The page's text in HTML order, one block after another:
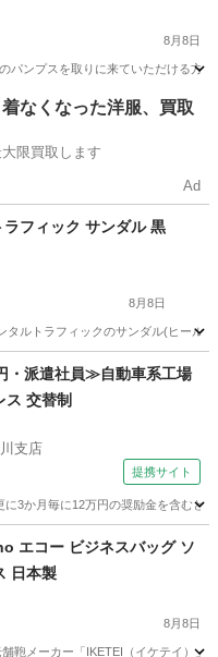
8月8日
パンプスを取りに来ていただける方
着なくなった洋服、買取
限買取します
Ad
美品✨オリエンタルトラフィック サンダル 黒
8月8日
タルトラフィックのサンダル(ヒー
・派遣社員≫自動車系工場
ス 交替制
支店
提携サイト
3か月毎に12万円の奨励金を含む
エコー ビジネスバッグ ソ
日本製
8月8日
鞄メーカー「IKETEI（イケテイ）